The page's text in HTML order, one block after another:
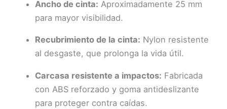
Ancho de cinta: Aproximadamente 25 mm
para mayor visibilidad.
Recubrimiento de la cinta: Nylon resistente
al desgaste, que prolonga la vida útil.
Carcasa resistente a impactos: Fabricada
con ABS reforzado y goma antideslizante
para proteger contra caídas.